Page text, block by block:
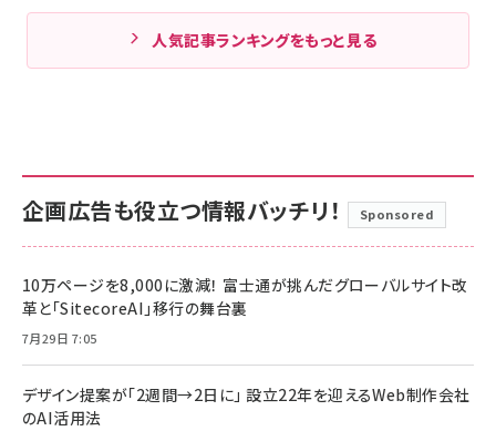
人気記事ランキングをもっと見る
企画広告も役立つ情報バッチリ！ Sponsored
10万ページを8,000に激減！ 富士通が挑んだグローバルサイト改
革と「SitecoreAI」移行の舞台裏
7月29日 7:05
デザイン提案が「2週間→2日に」 設立22年を迎えるWeb制作会社
のAI活用法